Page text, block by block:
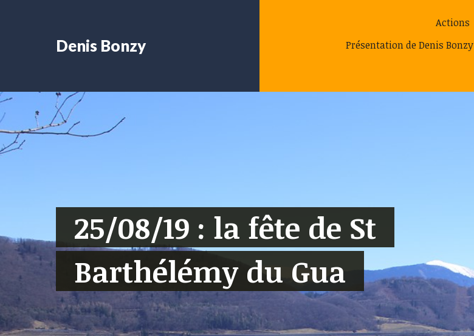
Actions
Présentation de Denis Bonzy
Denis Bonzy
25/08/19 : la fête de St
Barthélémy du Gua